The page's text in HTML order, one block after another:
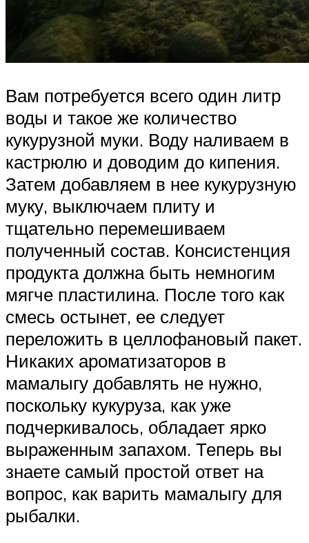
Вам потребуется всего один литр
воды и такое же количество
кукурузной муки. Воду наливаем в
кастрюлю и доводим до кипения.
Затем добавляем в нее кукурузную
муку, выключаем плиту и
тщательно перемешиваем
полученный состав. Консистенция
продукта должна быть немногим
мягче пластилина. После того как
смесь остынет, ее следует
переложить в целлофановый пакет.
Никаких ароматизаторов в
мамалыгу добавлять не нужно,
поскольку кукуруза, как уже
подчеркивалось, обладает ярко
выраженным запахом. Теперь вы
знаете самый простой ответ на
вопрос, как варить мамалыгу для
рыбалки.